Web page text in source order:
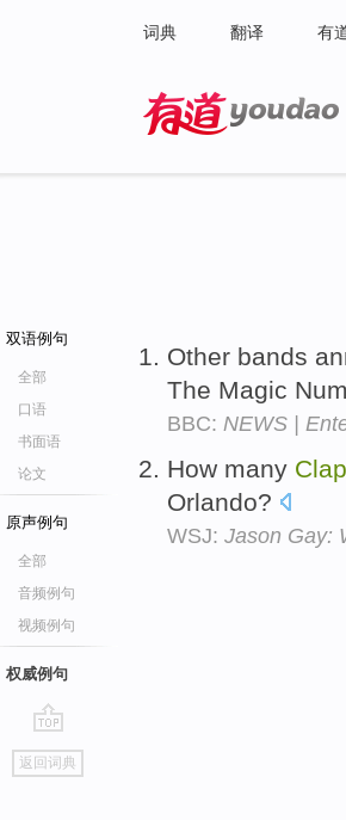
词典 翻译 有
双语例句
全部
口语
书面语
论文
原声例句
全部
音频例句
视频例句
权威例句
go
top
返回词典
Other bands
The Magic
BBC: NEWS |
How many Clap
Orlando?
WSJ: Jason Gay: